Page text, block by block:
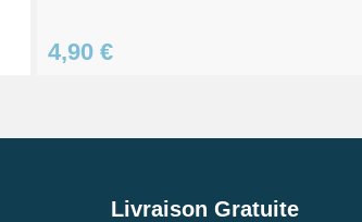
4,90 €
Livraison Gratuite